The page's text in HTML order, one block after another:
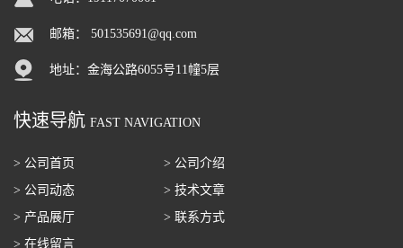
邮箱： 501535691@qq.com
地址：金海公路6055号11幢5层
快速导航 FAST NAVIGATION
> 公司首页
> 公司介绍
> 公司动态
> 技术文章
> 产品展厅
> 联系方式
> 在线留言